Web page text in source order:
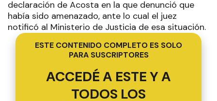
declaración de Acosta en la que denunció que
había sido amenazado, ante lo cual el juez
notificó al Ministerio de Justicia de esa situación.
ESTE CONTENIDO COMPLETO ES SOLO
PARA SUSCRIPTORES
ACCEDÉ A ESTE Y A
TODOS LOS